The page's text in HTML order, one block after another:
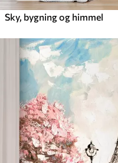
Sky, bygning og himmel